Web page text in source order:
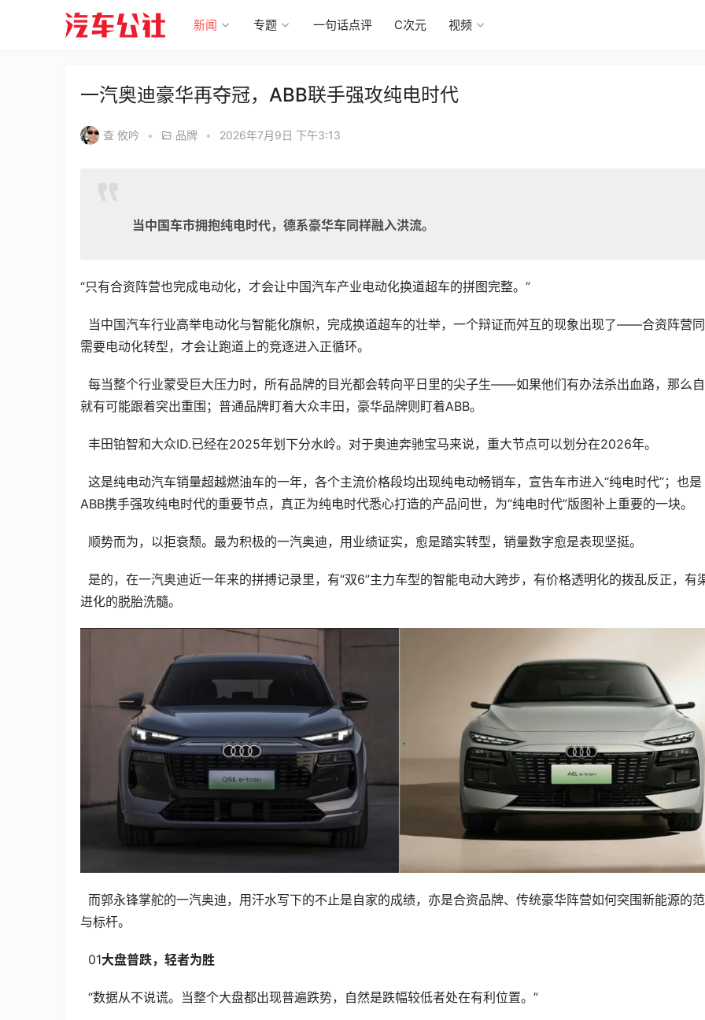
新闻 专题 一句话点评 C次元 视频
一汽奥迪豪华再夺冠，ABB联手强攻纯电时代
查 攸吟 • 品牌 • 2026年7月9日 下午3:13
当中国车市拥抱纯电时代，德系豪华车同样融入洪流。
“只有合资阵营也完成电动化，才会让中国汽车产业电动化换道超车的拼图完整。”
需要电动化转型，才会让跑道上的竞逐进入正循环。
就有可能跟着突出重围；普通品牌盯着大众丰田，豪华品牌则盯着ABB。
  丰田铂智和大众ID.已经在2025年划下分水岭。对于奥迪奔驰宝马来说，重大节点可以划分在2026年。
ABB携手强攻纯电时代的重要节点，真正为纯电时代悉心打造的产品问世，为“纯电时代”版图补上重要的一块。
  顺势而为，以拒衰颓。最为积极的一汽奥迪，用业绩证实，愈是踏实转型，销量数字愈是表现坚挺。
进化的脱胎洗髓。
与标杆。
  01
大盘普跌，轻者为胜
  “数据从不说谎。当整个大盘都出现普遍跌势，自然是跌幅较低者处在有利位置。”